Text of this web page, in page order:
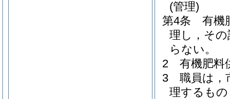
(管理)
第4条
有機
理し，そ
らない。
2
有機肥料
3
職員は，
理するも